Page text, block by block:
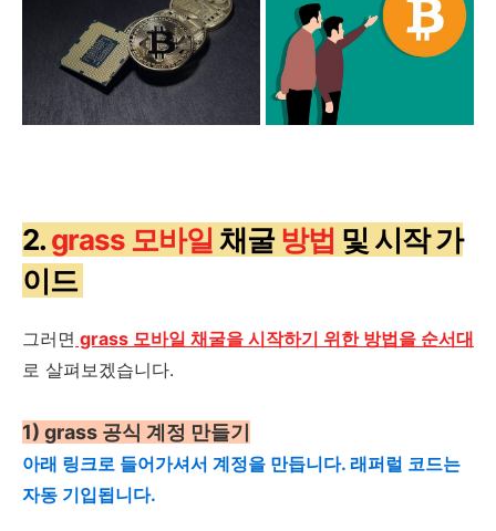
2.grass 모바일 채굴방법 및 시작 가
이드
그러면 grass 모바일 채굴을 시작하기 위한 방법을 순서대
로 살펴보겠습니다.
1) grass 공식 계정 만들기
아래 링크로 들어가셔서 계정을 만듭니다. 래퍼럴 코드는
자동 기입됩니다.